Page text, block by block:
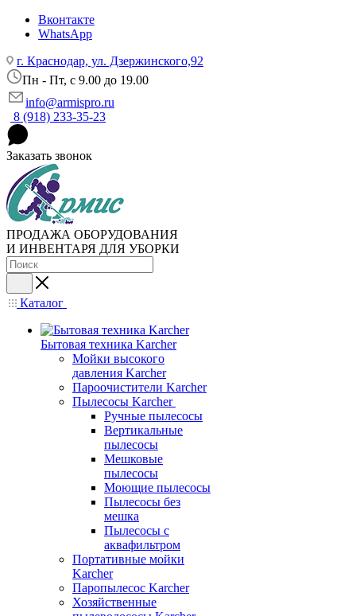
Вконтакте
WhatsApp
г. Краснодар, ул. Дзержинского,92
Пн - Пт, c 9.00 до 19.00
info@armispro.ru
8 (918) 233-35-23
Заказать звонок
ПРОДАЖА ОБОРУДОВАНИЯ
И ИНВЕНТАРЯ ДЛЯ УБОРКИ
Каталог
Бытовая техника Karcher
Мойки высокого
давления Karcher
Пароочистители Karcher
Пылесосы Karcher
Ручные пылесосы
Вертикальные
пылесосы
Мешковые
пылесосы
Моющие пылесосы
Пылесосы без
мешка
Пылесосы с
аквафильтром
Портативные мойки
Karcher
Паропылесос Karcher
Хозяйственные